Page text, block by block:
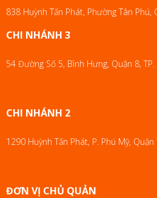
838 Huỳnh Tấn Phát, Phường Tân Phú,
CHI NHÁNH 3
54 Đường Số 5, Bình Hưng, Quận 8,
CHI NHÁNH 2
1290 Huỳnh Tấn Phát, P. Phú Mỹ, Quận
ĐƠN VỊ CHỦ QUẢN